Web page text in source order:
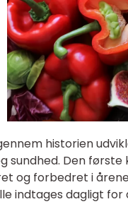
historien
sundhed. Den
og forbedret i
indtages dagligt